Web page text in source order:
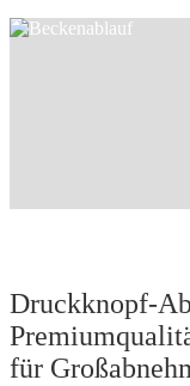
Druckknopf-
für